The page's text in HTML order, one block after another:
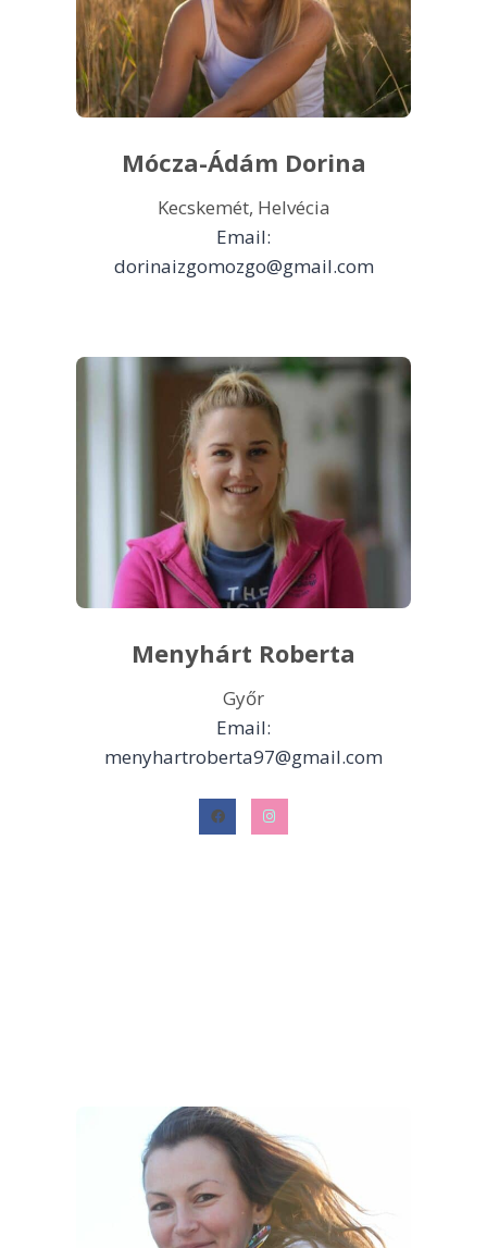
Mócza-Ádám Dorina​
Kecskemét, Helvécia
Email:
dorinaizgomozgo@gmail.com
Menyhárt Roberta
Győr
Email:
menyhartroberta97@gmail.com